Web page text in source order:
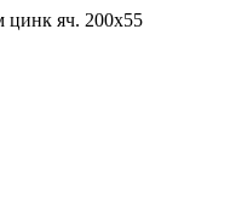
яч. 200х55